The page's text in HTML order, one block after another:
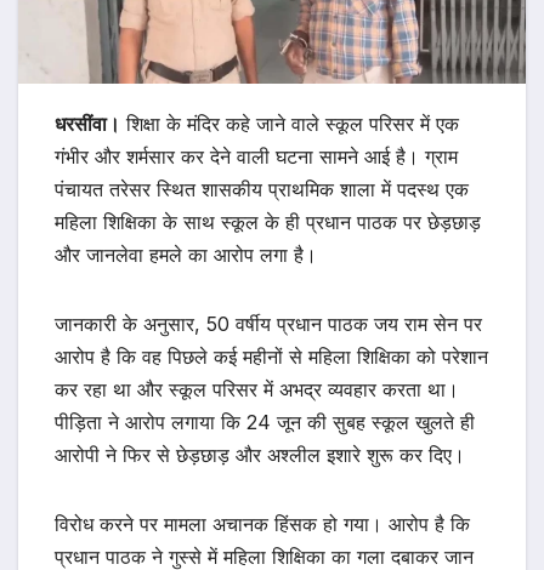
धरसींवा। शिक्षा के मंदिर कहे जाने वाले स्कूल परिसर में एक
गंभीर और शर्मसार कर देने वाली घटना सामने आई है। ग्राम
पंचायत तरेसर स्थित शासकीय प्राथमिक शाला में पदस्थ एक
महिला शिक्षिका के साथ स्कूल के ही प्रधान पाठक पर छेड़छाड़
और जानलेवा हमले का आरोप लगा है।
जानकारी के अनुसार, 50 वर्षीय प्रधान पाठक जय राम सेन पर
आरोप है कि वह पिछले कई महीनों से महिला शिक्षिका को परेशान
कर रहा था और स्कूल परिसर में अभद्र व्यवहार करता था।
पीड़िता ने आरोप लगाया कि 24 जून की सुबह स्कूल खुलते ही
आरोपी ने फिर से छेड़छाड़ और अश्लील इशारे शुरू कर दिए।
विरोध करने पर मामला अचानक हिंसक हो गया। आरोप है कि
प्रधान पाठक ने गुस्से में महिला शिक्षिका का गला दबाकर जान